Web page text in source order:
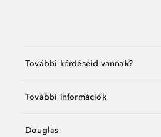
További kérdéseid vannak?
További információk
Douglas